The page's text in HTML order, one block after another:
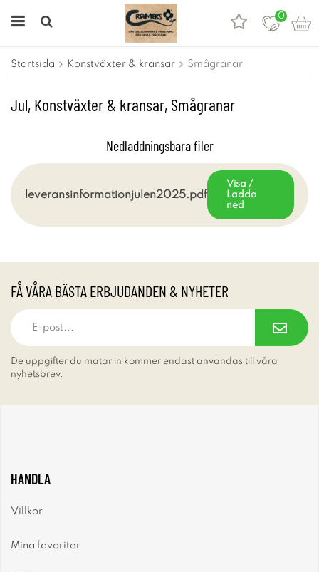
0
Startsida Konstväxter & kransar Smågranar
Jul, Konstväxter & kransar, Smågranar
Nedladdningsbara filer
leveransinformationjulen2025.pdf
Visa /
Ladda
ned
FÅ VÅRA BÄSTA ERBJUDANDEN & NYHETER
De uppgifter du matar in kommer endast användas till våra
nyhetsbrev.
HANDLA
Villkor
Mina favoriter